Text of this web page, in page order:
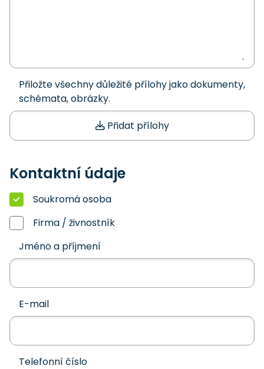
Přiložte všechny důležité přílohy jako dokumenty,
schémata, obrázky.
Přidat přílohy
Kontaktní údaje
Soukromá osoba
Firma / živnostník
Jméno a příjmení
E-mail
Telefonní číslo